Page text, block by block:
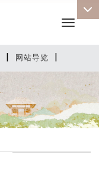
| 网站导览 |
Toggle